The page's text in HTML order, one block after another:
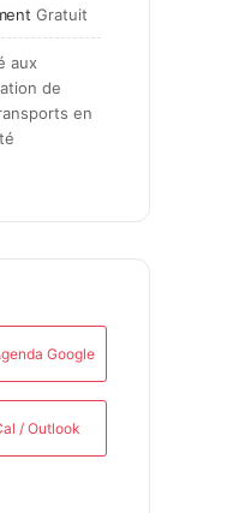
Gratuit
aux
de
en
Google
/ Outlook